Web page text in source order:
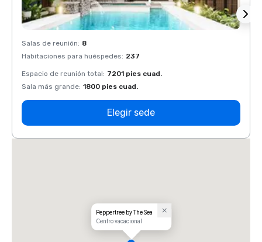
Salas de reunión: 8
Habitaciones para huéspedes: 237
Espacio de reunión total: 7201 pies cuad.
Sala más grande: 1800 pies cuad.
Elegir sede
Peppertree by The Sea
Centro vacacional